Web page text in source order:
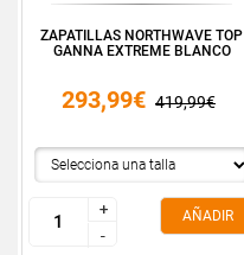
ZAPATILLAS NORTHWAVE TOP
GANNA EXTREME BLANCO
293,99€ 419,99€
+
-
+
-
AÑADIR